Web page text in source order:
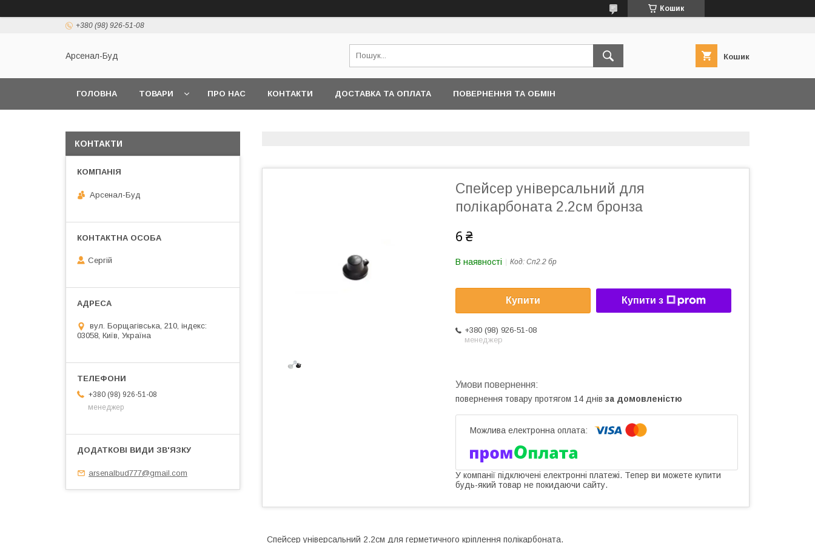
Кошик
+380 (98) 926-51-08
Арсенал-Буд Кошик
ГОЛОВНА ТОВАРИ ПРО НАС КОНТАКТИ ДОСТАВКА ТА ОПЛАТА ПОВЕРНЕННЯ ТА ОБМІН
Спейсер універсальний для
полікарбоната 2.2см бронза
6 ₴
В наявності Код: Сп2.2 бр
Купити Купити з
+380 (98) 926-51-08
менеджер
повернення товару протягом 14 днів за домовленістю
У компанії підключені електронні платежі. Тепер ви можете купити
будь-який товар не покидаючи сайту.
Спейсер універсальний 2.2см для герметичного кріплення полікарбоната.
КОНТАКТИ
Арсенал-Буд
Сергій
вул. Борщагівська, 210, індекс:
03058, Київ, Україна
+380 (98) 926-51-08
менеджер
arsenalbud777@gmail.com